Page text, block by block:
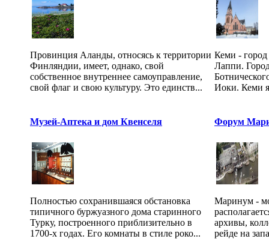
Провинция Аланды, относясь к территории
Финляндии, имеет, однако, свой
собственное внутреннее самоуправление,
свой флаг и свою культуру. Это единств...
Кеми -
Лаппи.
Иоки. Кеми
Музей-Аптека и дом Квенселя
Полностью сохранившаяся обстановка
типичного буржуазного дома старинного
Турку, построенного приблизительно в
1700-х годах. Его комнаты в стиле роко...
Форум
Маринум -
архивы,
рейде на